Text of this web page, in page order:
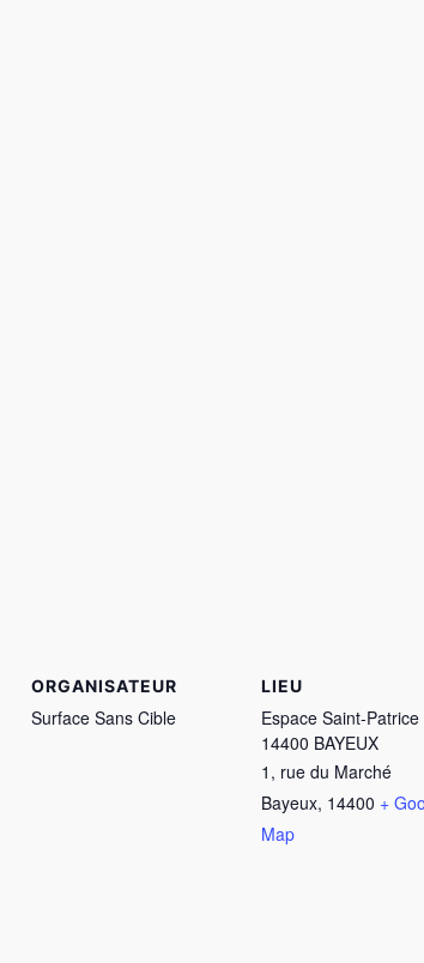
ORGANISATEUR
Surface Sans Cible
LIEU
Espace Saint-Patrice
14400 BAYEUX
1, rue du Marché
Bayeux, 14400 +
Map